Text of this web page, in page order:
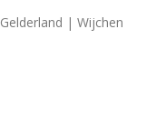
Gelderland | Wijchen